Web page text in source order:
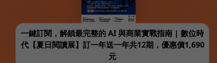
一鍵訂閱，解鎖最完整的 AI 與商業實戰指南 | 數位時
代【夏日閱讀展】訂一年送一年共12期，優惠價1,690
元